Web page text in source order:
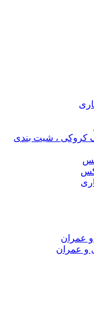
کروکی ، شیت بندی
عمران
و عمران